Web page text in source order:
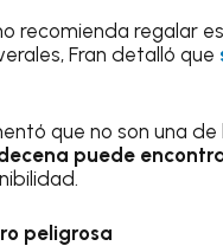
recomienda regalar
Fran detalló que
que no son una
puede
peligrosa